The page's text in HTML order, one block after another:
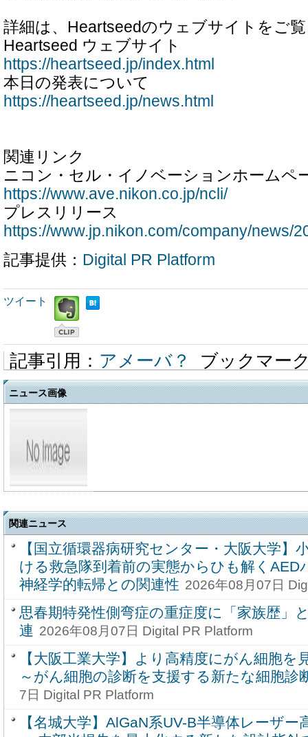
詳細は、Heartseedのウェブサイトをご
Heartseed ウェブサイト
https://heartseed.jp/index.html
本日の発表について
https://heartseed.jp/news.html
関連リンク
ニコン・セル・イノベーションホームペ
https://www.ave.nikon.co.jp/ncli/
プレスリリース
https://www.jp.nikon.com/company/news/
記事提供： Digital PR Platform
ツイート
記事引用： アメーバ？ ブックマー
ニュース画像
関連ニュース
【国立循環器病研究センター・大阪大学】
ける救急隊到着前の実態からひも解くAED
神経学的転帰との関連性 2026年08月07日
思春期特発性側弯症の重症度に「家族歴」
連 2026年08月07日 Digital PR Platform
【大阪工業大学】より高精度にがん細胞を
～がん細胞の診断を支援する新たな細胞診
7日 Digital PR Platform
【名城大学】AlGaN系UV-B半導体レーザ